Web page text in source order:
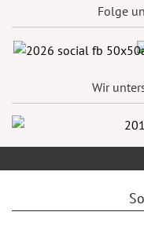
Folge
Wir